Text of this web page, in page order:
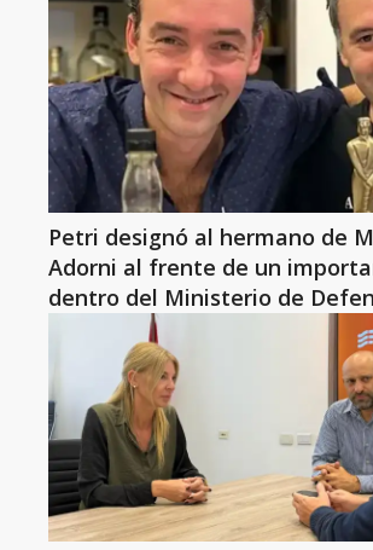
Petri designó al hermano de
Adorni al frente de un
dentro del Ministerio de